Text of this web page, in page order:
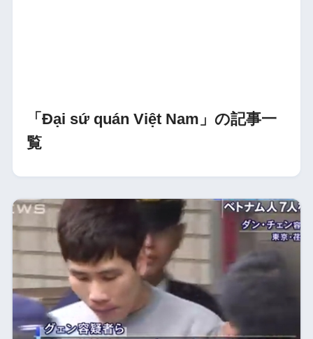
「Đại sứ quán Việt Nam」の記事一
覧